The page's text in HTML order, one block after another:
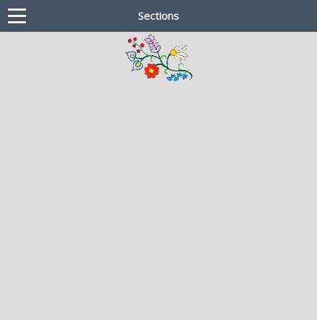
Sections